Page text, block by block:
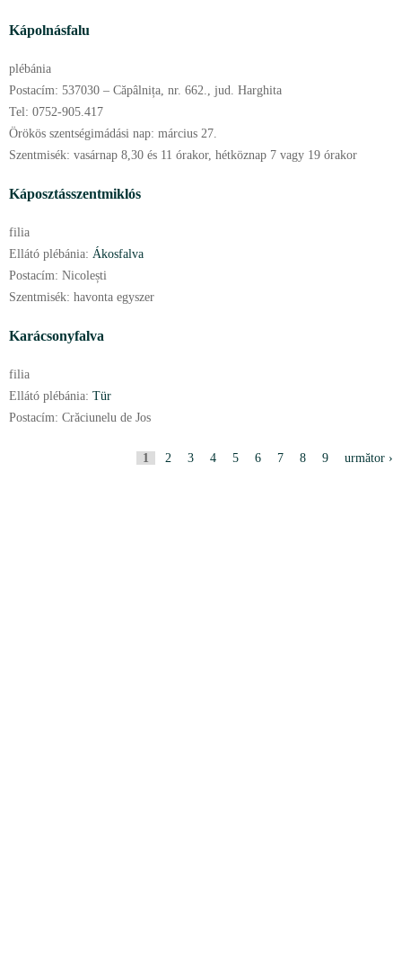
Kápolnásfalu
plébánia
Postacím: 537030 – Căpâlnița, nr. 662., jud. Harghita
Tel: 0752-905.417
Örökös szentségimádási nap: március 27.
Szentmisék: vasárnap 8,30 és 11 órakor, hétköznap 7 vagy 19 órakor
Káposztásszentmiklós
filia
Ellátó plébánia: Ákosfalva
Postacím: Nicolești
Szentmisék: havonta egyszer
Karácsonyfalva
filia
Ellátó plébánia: Tür
Postacím: Crăciunelu de Jos
1 2 3 4 5 6 7 8 9 următor ›